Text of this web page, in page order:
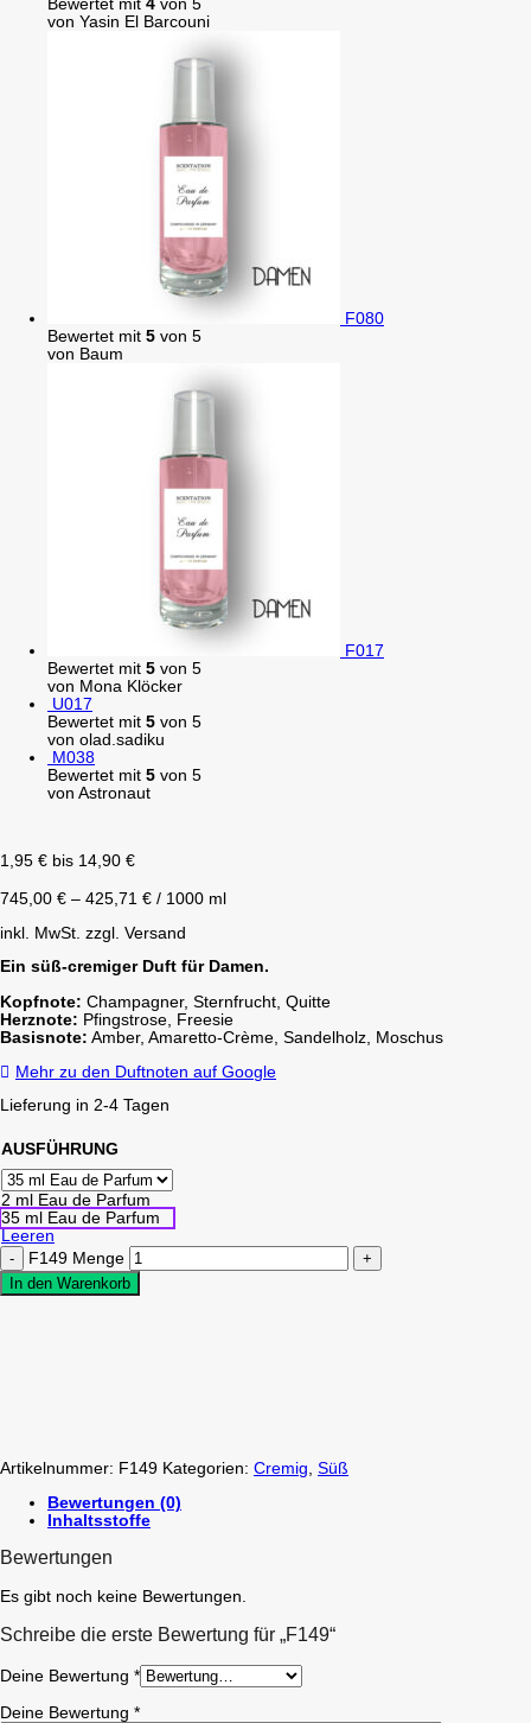
Bewertet mit 4 von 5
von Yasin El Barcouni
F080
Bewertet mit 5 von 5
von Baum
F017
Bewertet mit 5 von 5
von Mona Klöcker
U017
Bewertet mit 5 von 5
von olad.sadiku
M038
Bewertet mit 5 von 5
von Astronaut
1,95 € bis 14,90 €
745,00 € – 425,71 € / 1000 ml
inkl. MwSt. zzgl. Versand
Ein süß-cremiger Duft für Damen.
Kopfnote: Champagner, Sternfrucht, Quitte
Herznote: Pfingstrose, Freesie
Basisnote: Amber, Amaretto-Crème, Sandelholz, Moschus
Mehr zu den Duftnoten auf Google
Lieferung in 2-4 Tagen
AUSFÜHRUNG
2 ml Eau de Parfum
35 ml Eau de Parfum
Leeren
F149 Menge
In den Warenkorb
Artikelnummer: F149 Kategorien: Cremig Süß
Bewertungen (0)
Inhaltsstoffe
Bewertungen
Es gibt noch keine Bewertungen.
Schreibe die erste Bewertung für „F149“
Deine Bewertung *
Deine Bewertung *